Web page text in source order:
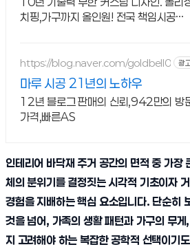
치핑,가구까지 올인원! 전국 책임시공
https://blog.naver.com/goldbell0 광
마루 시공 21년의 노하우
12년 블로그 판매의 신뢰,942만의 방
가격,빠른AS
인테리어 바닥재 주거 공간의 면적 중 가장
체의 분위기를 결정짓는 시각적 기초이자
경험을 지배하는 핵심 요소입니다. 단순히
것을 넘어, 가족의 생활 패턴과 가구의 무
지 고려해야 하는 복잡한 공학적 선택이기